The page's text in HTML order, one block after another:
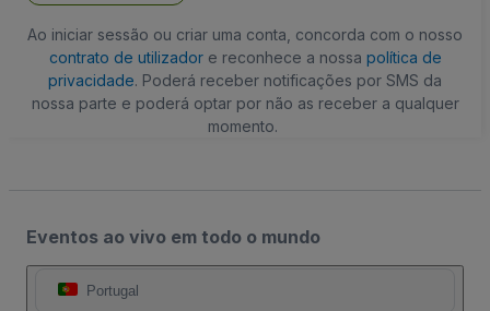
Ao iniciar sessão ou criar uma conta, concorda com o nosso
contrato de utilizadore reconhece a nossa política de
privacidade. Poderá receber notificações por SMS da
nossa parte e poderá optar por não as receber a qualquer
momento.
Eventos ao vivo em todo o mundo
Portugal